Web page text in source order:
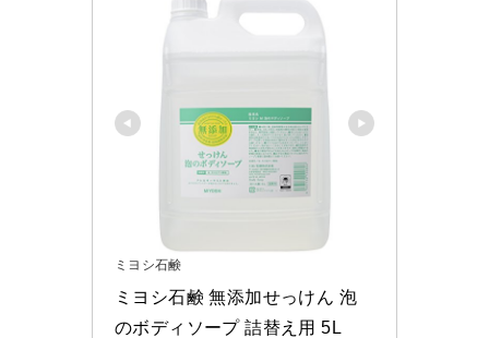
ミヨシ石鹸
ミヨシ石鹸 無添加せっけん 泡
のボディソープ 詰替え用 5L